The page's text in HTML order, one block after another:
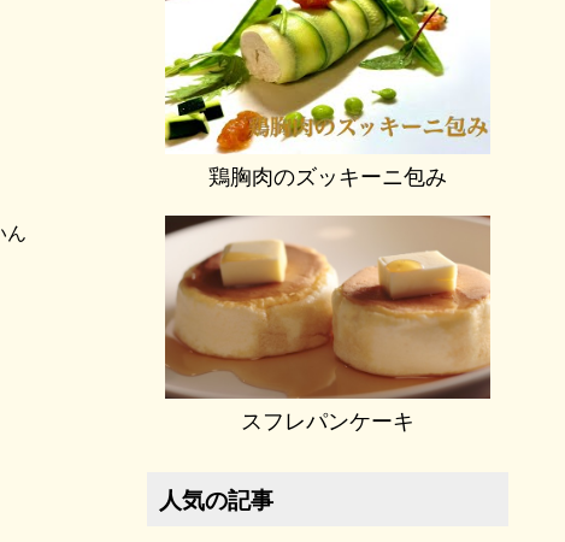
ん
鶏胸肉のズッキーニ包み
スフレパンケーキ
人気の記事